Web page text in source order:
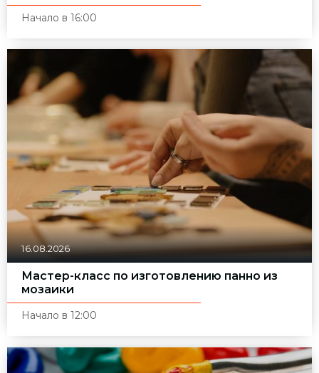
Начало в 16:00
16.08.2026
Мастер-класс по изготовлению панно из
мозаики
Начало в 12:00